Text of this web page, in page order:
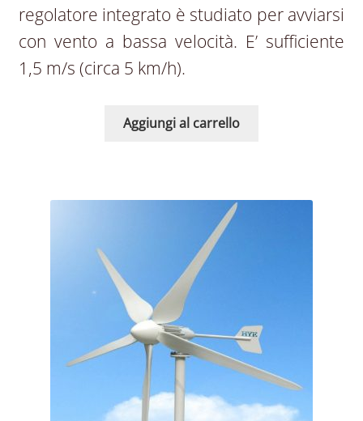
regolatore integrato è studiato per avviarsi
con vento a bassa velocità. E’ sufficiente
1,5 m/s (circa 5 km/h).
Aggiungi al carrello